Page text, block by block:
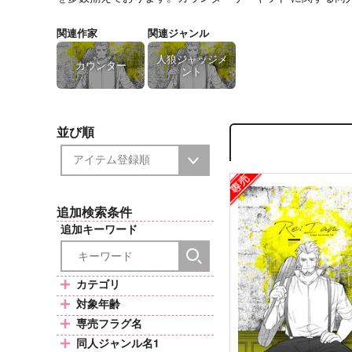
関連作家
カウンター
関連ジャンル
人狼ジャッジメ
ント
並び順
追加検索条件
追加キーワード
カテゴリ
対象年齢
専売フラグ名
同人ジャンル名1